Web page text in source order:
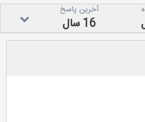
آخرین پاسخ
16 سال